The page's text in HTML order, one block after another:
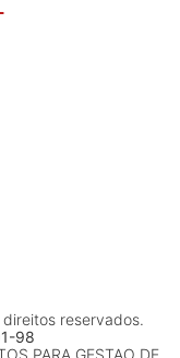
reservados.
98
PARA GESTAO DE